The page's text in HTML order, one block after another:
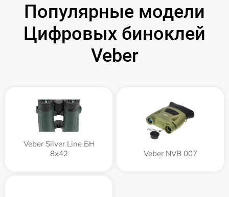
Популярные модели
Цифровых биноклей
Veber
Veber Silver Line БН
8x42
Veber NVB 007